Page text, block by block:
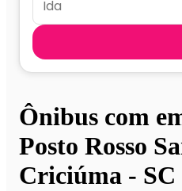
Ônibus com
Posto Rosso
Criciúma - SC